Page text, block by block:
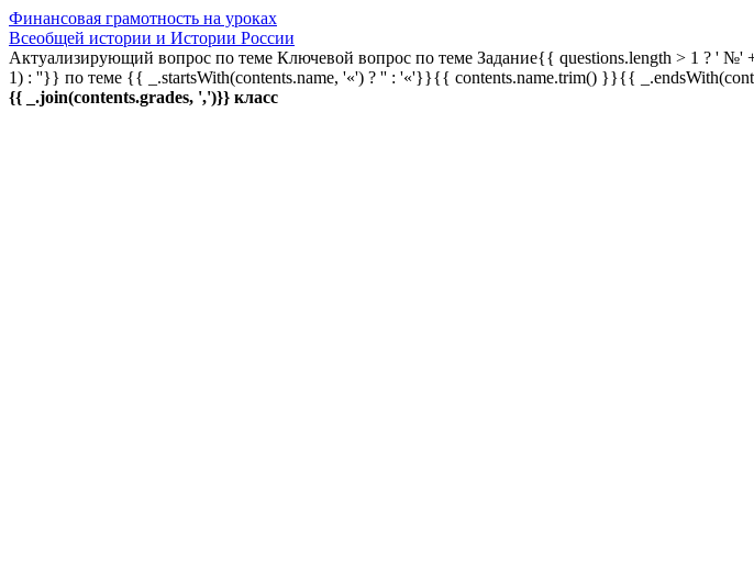
Финансовая грамотность на уроках
Всеобщей истории и Истории России
Актуализирующий вопрос по теме Ключевой вопрос по теме Задание{{ questions.length > 1 ? ' №'
1) : ''}} по теме {{ _.startsWith(contents.name, '«') ? '' : '«'}}{{ contents.name.trim() }}{{
{{ _.join(contents.grades, ',')}} класс